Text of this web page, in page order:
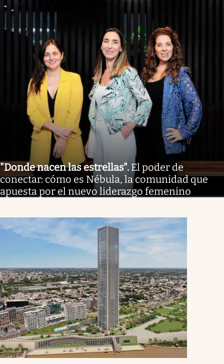
"Donde nacen las estrellas". El poder de
conectar: cómo es Nébula, la comunidad que
apuesta por el nuevo liderazgo femenino